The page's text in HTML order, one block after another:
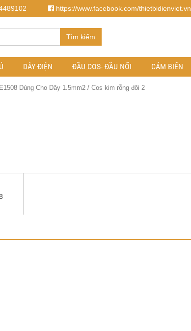
https://www.facebook.com/thietbidienviet.vn
Tìm kiếm
DÂY ĐIỆN ĐẦU COS- ĐẦU NỐI CẢM BIẾN
Dùng Cho Dây 1.5mm2 / Cos kim rỗng đôi 2